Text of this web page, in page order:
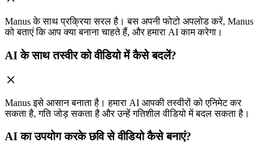
Manus के साथ प्रक्रिया सरल है। बस अपनी फोटो अपलोड करें, Manus
को बताएं कि आप क्या बनाना चाहते हैं, और हमारा AI काम करेगा।
AI के साथ तस्वीर को वीडियो में कैसे बदलें?
Manus इसे आसान बनाता है। हमारा AI आपकी तस्वीरों को एनिमेट कर
सकता है, गति जोड़ सकता है और उन्हें गतिशील वीडियो में बदल सकता है।
AI का उपयोग करके छवि से वीडियो कैसे बनाएं?